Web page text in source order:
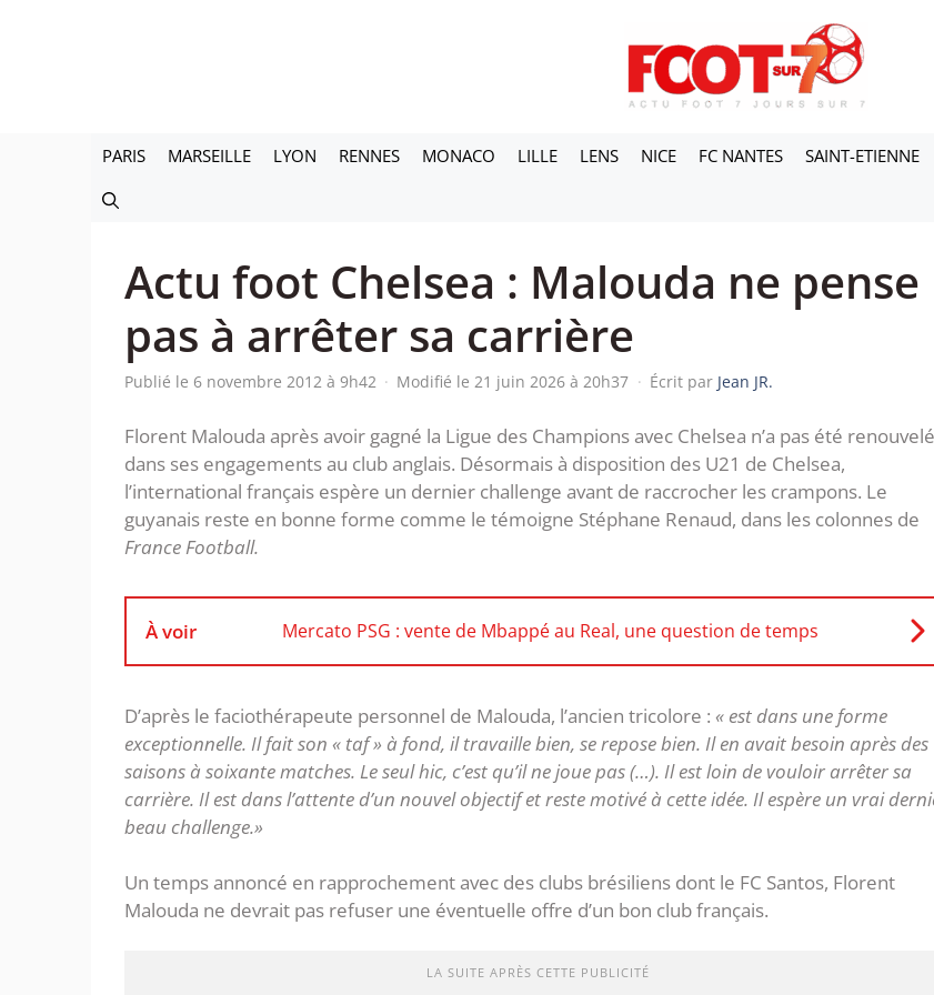
PARIS MARSEILLE LYON RENNES MONACO LILLE LENS NICE FC NANTES SAINT-ETIENNE
Actu foot Chelsea : Malouda ne pense
pas à arrêter sa carrière
Publié le 6 novembre 2012 à 9h42 · Modifié le 21 juin 2026 à 20h37 · Écrit par Jean JR.
Florent Malouda après avoir gagné la Ligue des Champions avec Chelsea n’a pas été renouvelé
dans ses engagements au club anglais. Désormais à disposition des U21 de Chelsea,
l’international français espère un dernier challenge avant de raccrocher les crampons. Le
guyanais reste en bonne forme comme le témoigne Stéphane Renaud, dans les colonnes de
France Football.
À voir Mercato PSG : vente de Mbappé au Real, une question de temps
D’après le faciothérapeute personnel de Malouda, l’ancien tricolore : « est dans une forme
exceptionnelle. Il fait son « taf » à fond, il travaille bien, se repose bien. Il en avait besoin après des
saisons à soixante matches. Le seul hic, c’est qu’il ne joue pas (…). Il est loin de vouloir arrêter sa
carrière. Il est dans l’attente d’un nouvel objectif et reste motivé à cette idée. Il espère un vrai
beau challenge.»
Un temps annoncé en rapprochement avec des clubs brésiliens dont le FC Santos, Florent
Malouda ne devrait pas refuser une éventuelle offre d’un bon club français.
LA SUITE APRÈS CETTE PUBLICITÉ